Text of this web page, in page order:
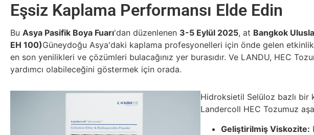
Eşsiz Kaplama Performansı Elde Edin
Bu Asya Pasifik Boya Fuarı'dan düzenlenen 3-5 Eylül 2025, at Bangkok
EH 100)Güneydoğu Asya'daki kaplama profesyonelleri için önde gelen
en son yenilikleri ve çözümleri bulacağınız yer burasıdır. Ve LANDU, HEC
yardımcı olabileceğini göstermek için orada.
Hidroksietil Selüloz bazlı bir
Landercoll HEC Tozumuz
Geliştirilmiş Viskozite: